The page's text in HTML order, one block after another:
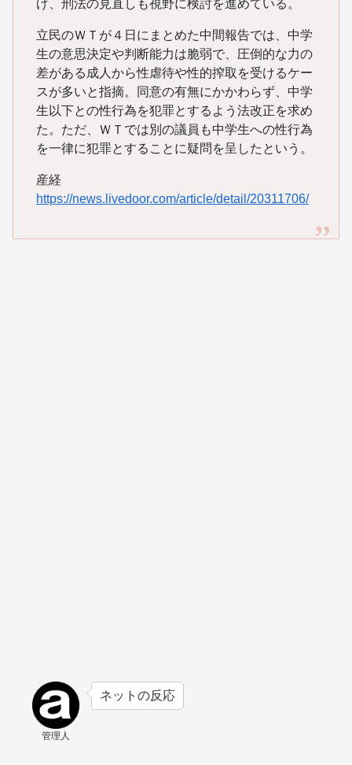
げ、刑法の見直しも視野に検討を進めている。
立民のＷＴが４日にまとめた中間報告では、中学
生の意思決定や判断能力は脆弱で、圧倒的な力の
差がある成人から性虐待や性的搾取を受けるケー
スが多いと指摘。同意の有無にかかわらず、中学
生以下との性行為を犯罪とするよう法改正を求め
た。ただ、ＷＴでは別の議員も中学生への性行為
を一律に犯罪とすることに疑問を呈したという。
産経
https://news.livedoor.com/article/detail/20311706/
管理人
ネットの反応